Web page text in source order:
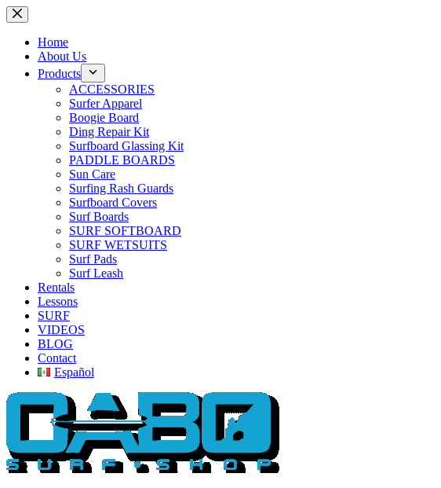
Skip
to
contentHome
About Us
Products
ACCESSORIES
Surfer Apparel
Boogie Board
Ding Repair Kit
Surfboard Glassing Kit
PADDLE BOARDS
Sun Care
Surfing Rash Guards
Surfboard Covers
Surf Boards
SURF SOFTBOARD
SURF WETSUITS
Surf Pads
Surf Leash
Rentals
Lessons
SURF
VIDEOS
BLOG
Contact
Español